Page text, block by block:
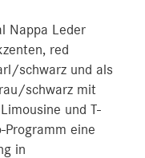
Nappa Leder
red
schwarz und als
schwarz mit
und T-
Programm eine
in